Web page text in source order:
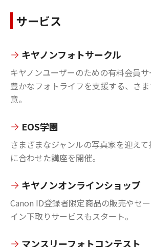
サービス
キヤノンフォトサークル
キヤノンユーザーのための有料会員サ
豊かなフォトライフを支援する、さ
意。
EOS学園
さまざまなジャンルの写真家を迎え
に合わせた講座を開催。
キヤノンオンラインショップ
Canon ID登録者限定商品の販売やセ
イン下取りサービスもスタート。
マンスリーフォトコンテスト